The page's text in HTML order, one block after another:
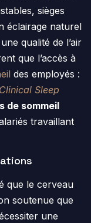
sièges
éclairage naturel
qualité de l’air
que l’accès à
des employés :
Sleep
de sommeil
travaillant
que le cerveau
soutenue que
une